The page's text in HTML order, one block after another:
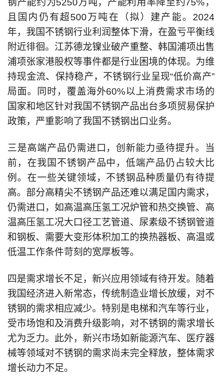
钢产能约为5250万吨，产能利用率降至约75%，
且国内仍有超500万吨在（拟）建产能。2024
年，我国不锈钢行业利润整体下滑，在盈亏平衡线
附近徘徊。江苏德龙镍业破产重整、韩国浦项出售
浦项张家港股权等事件都是行业困境的体现。为维
持现金流、保持稳产，不锈钢行业呈现“低价高产”
局面。同时，覆盖海外60%以上消费需求市场的
国家和地区针对我国不锈钢产品出台多项贸易保护
政策，严重影响了我国不锈钢出口业务。
三是高端产品仍需进口，创新能力亟待提升。当
前，在我国不锈钢产品中，低端产品仍占较大比
例。在一些关键领域，不锈钢品种质量仍有待提
高。部分高精尖不锈钢产品还难以满足国内需求，
仍需进口，如高温高压氢工况炉管和热交换管、高
温高压氢工况大口径工艺管道、尿素级不锈钢管道
和钢板、需要大变形体积加工的换热器板、高温或
低温工作条件苛刻的宽厚板等。
四是需求增长不足，新兴应用领域有待开发。随着
我国经济进入新常态，传统制造业增长放缓，对不
锈钢的需求相应减少。特别是电梯和汽车等行业，
受市场饱和及消费升级影响，对不锈钢的需求增长
尤为乏力。此外，新兴市场如新能源汽车、医疗器
械等领域对不锈钢的需求尚未完全释放，整体需求
增长动力不足。